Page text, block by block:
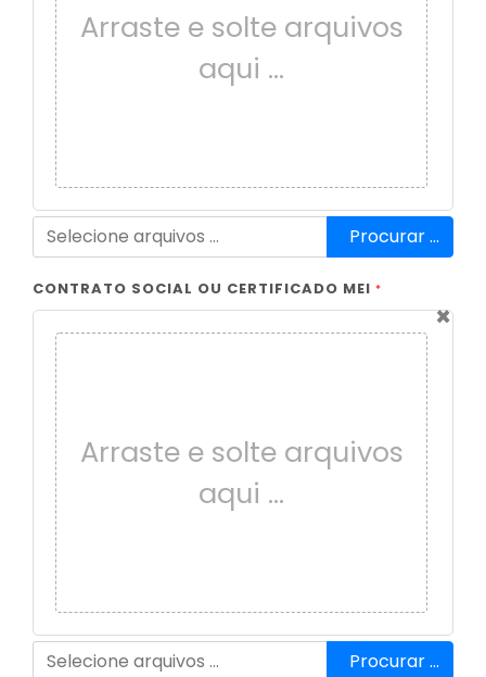
Arraste e solte arquivos
aqui …
Procurar …
CONTRATO SOCIAL OU CERTIFICADO MEI *
×
Arraste e solte arquivos
aqui …
Procurar …